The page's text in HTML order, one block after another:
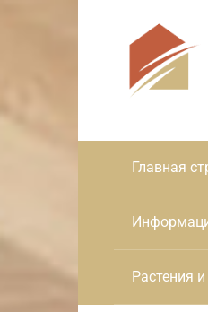
Главная
Растения